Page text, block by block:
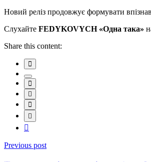
Новий реліз продовжує формувати
Слухайте FEDYKOVYCH «Одна така»
Share this content:
Previous post